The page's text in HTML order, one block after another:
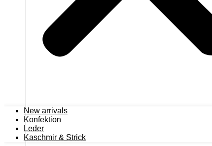
New arrivals
Konfektion
Leder
Kaschmir & Strick